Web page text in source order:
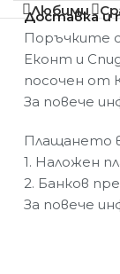
Любими
Доставка и
Поръчките
Еконт и
посочен от
За повече
Плащането
1. Наложен
2. Банков
За повече